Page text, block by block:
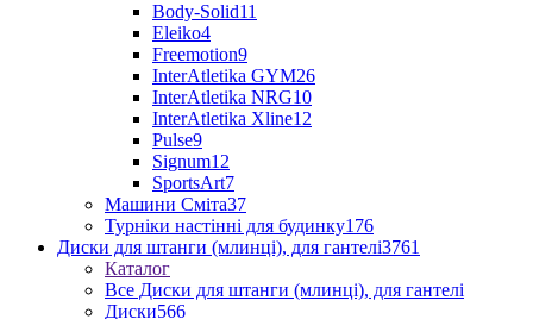
Body-Solid11
Eleiko4
Freemotion9
InterAtletika GYM26
InterAtletika NRG10
InterAtletika Xline12
Pulse9
Signum12
SportsArt7
Машини Сміта37
Турніки настінні для будинку176
Диски для штанги (млинці), для гантелі3761
Каталог
Все Диски для штанги (млинці), для гантелі
Диски566